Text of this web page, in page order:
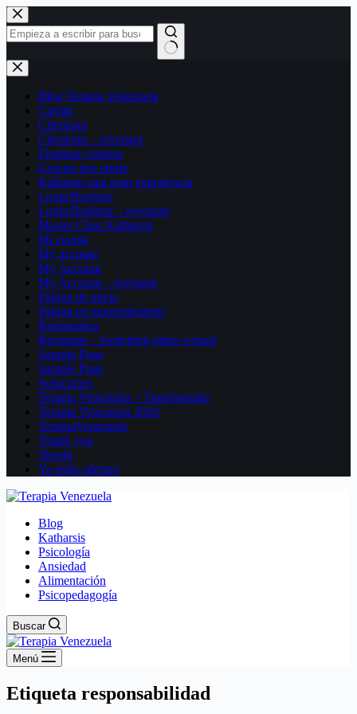
Saltar
al
contenido
Sin
resultados
Blog Terapia Venezuela
Carrito
Checkout
Checkout – revenant
Finalizar compra
Gracias por unirte
Kátharsis una gran experiencia
Login/Register
Login/Register – revenant
Master Class Katharsis
Mi cuenta
My account
My Account
My Account – revenant
Página de inicio
Página en mantenimiento
Registration
Revenant – Switching plans wizard
Sample Page
Sample Page
Soluciones
Terapia Venezuela – Transformáte
Terapia Venezuela 2026
TerapiaVenezuela
Thank you
Tienda
Ya estás adentro
Blog
Katharsis
Psicología
Ansiedad
Alimentación
Psicopedagogía
Buscar
Menú
Etiqueta responsabilidad